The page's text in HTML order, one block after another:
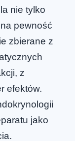
nie tylko
pewność
zbierane z
z
efektów.
jako